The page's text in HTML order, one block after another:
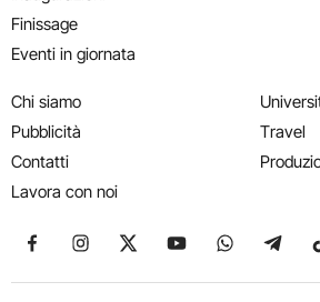
Finissage
Eventi in giornata
Chi siamo
Pubblicità
Contatti
Lavora con noi
Travel
Seguici su Facebook
Seguici su Instagram
Seguici su X
Seguici suSeguici su